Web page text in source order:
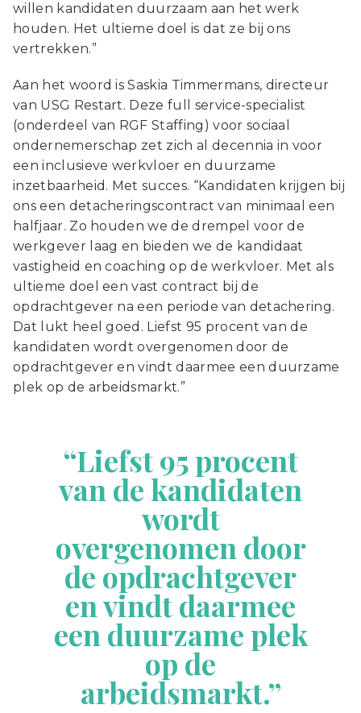
willen kandidaten duurzaam aan het werk
houden. Het ultieme doel is dat ze bij ons
vertrekken.”
Aan het woord is Saskia Timmermans, directeur
van USG Restart. Deze full service-specialist
(onderdeel van RGF Staffing) voor sociaal
ondernemerschap zet zich al decennia in voor
een inclusieve werkvloer en duurzame
inzetbaarheid. Met succes. “Kandidaten krijgen bij
ons een detacheringscontract van minimaal een
halfjaar. Zo houden we de drempel voor de
werkgever laag en bieden we de kandidaat
vastigheid en coaching op de werkvloer. Met als
ultieme doel een vast contract bij de
opdrachtgever na een periode van detachering.
Dat lukt heel goed. Liefst 95 procent van de
kandidaten wordt overgenomen door de
opdrachtgever en vindt daarmee een duurzame
plek op de arbeidsmarkt.”
“Liefst 95 procent
van de kandidaten
wordt
overgenomen door
de opdrachtgever
en vindt daarmee
een duurzame plek
op de
arbeidsmarkt.”